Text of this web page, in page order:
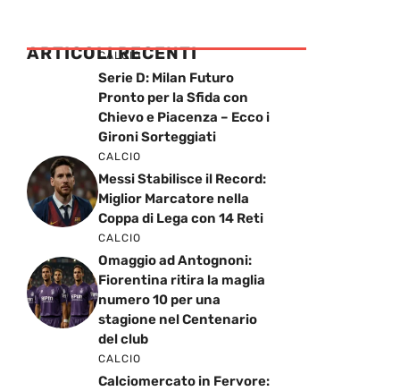
ARTICOLI RECENTI
CALCIO
Serie D: Milan Futuro
Pronto per la Sfida con
Chievo e Piacenza – Ecco i
Gironi Sorteggiati
CALCIO
Messi Stabilisce il Record:
Miglior Marcatore nella
Coppa di Lega con 14 Reti
CALCIO
Omaggio ad Antognoni:
Fiorentina ritira la maglia
numero 10 per una
stagione nel Centenario
del club
CALCIO
Calciomercato in Fervore: